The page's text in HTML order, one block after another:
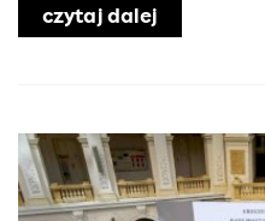
czytaj dalej